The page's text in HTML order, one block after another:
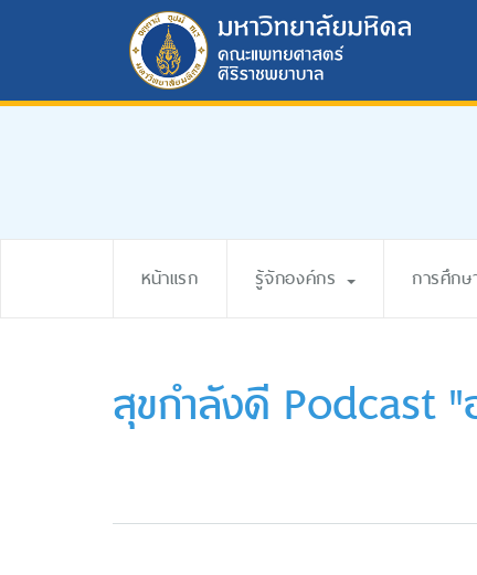
หน้าแรก รู้จักองค์กร การศึกษ
สุขกำลังดี Podcast